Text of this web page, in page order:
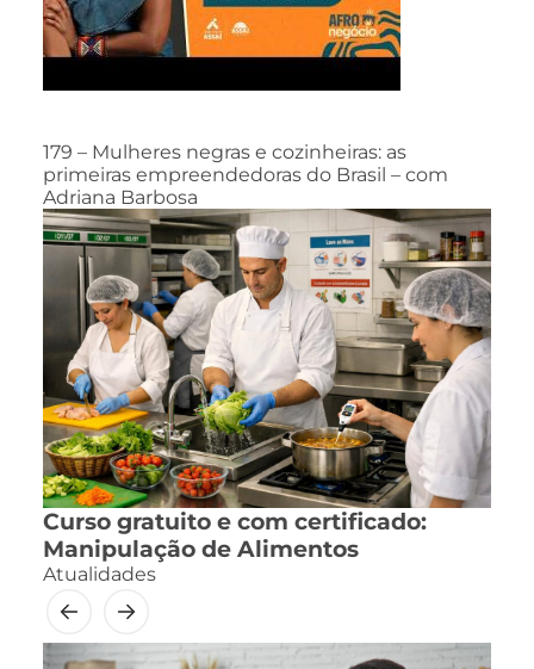
179 – Mulheres negras e cozinheiras: as
primeiras empreendedoras do Brasil – com
Adriana Barbosa
Curso gratuito e com certificado:
Manipulação de Alimentos
Atualidades